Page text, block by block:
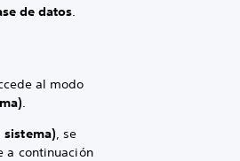
de datos.
al modo
.
sistema), se
a continuación